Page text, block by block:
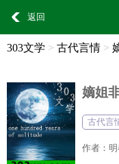
返回
303文学 > 古代言情 >
嫡姐
古代言
作者：